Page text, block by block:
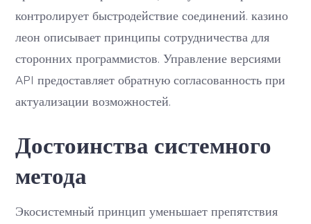
контролирует быстродействие соединений. казино
леон описывает принципы сотрудничества для
сторонних программистов. Управление версиями
API предоставляет обратную согласованность при
актуализации возможностей.
Достоинства системного
метода
Экосистемный принцип уменьшает препятствия